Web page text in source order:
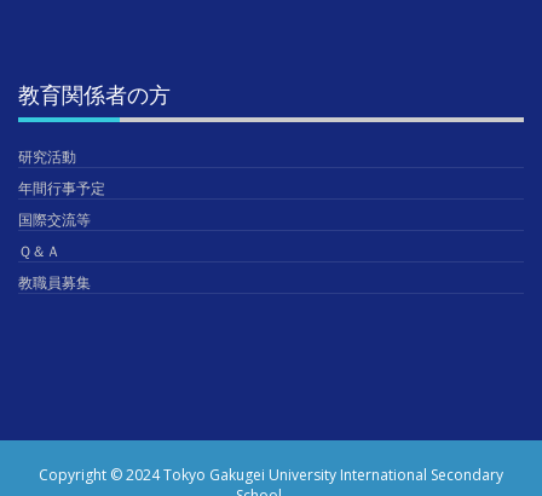
教育関係者の方
研究活動
年間行事予定
国際交流等
Ｑ＆Ａ
教職員募集
Copyright © 2024 Tokyo Gakugei University International Secondary